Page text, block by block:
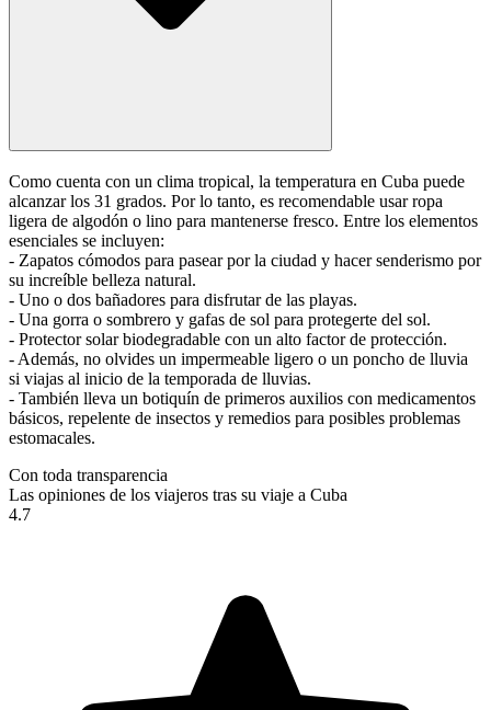
Como cuenta con un clima tropical, la temperatura en Cuba puede
alcanzar los 31 grados. Por lo tanto, es recomendable usar ropa
ligera de algodón o lino para mantenerse fresco. Entre los elementos
esenciales se incluyen:
- Zapatos cómodos para pasear por la ciudad y hacer senderismo por
su increíble belleza natural.
- Uno o dos bañadores para disfrutar de las playas.
- Una gorra o sombrero y gafas de sol para protegerte del sol.
- Protector solar biodegradable con un alto factor de protección.
- Además, no olvides un impermeable ligero o un poncho de lluvia
si viajas al inicio de la temporada de lluvias.
- También lleva un botiquín de primeros auxilios con medicamentos
básicos, repelente de insectos y remedios para posibles problemas
estomacales.
Con toda transparencia
Las opiniones de los viajeros tras su viaje a Cuba
4.7